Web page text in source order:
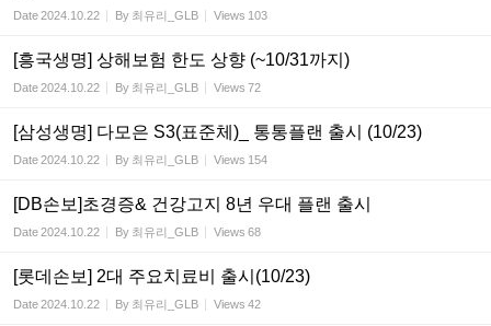
Date2024.10.22 By 최유리_GLB Views 103
[흥국생명] 상해보험 한도 상향 (~10/31까지)
Date2024.10.22 By 최유리_GLB Views 72
[삼성생명] 다모은 S3(표준체)_ 통통플랜 출시 (10/23)
Date2024.10.22 By 최유리_GLB Views 154
[DB손보]초경증& 건강고지 8년 우대 플랜 출시
Date2024.10.22 By 최유리_GLB Views 68
[롯데손보] 2대 주요치료비 출시(10/23)
Date2024.10.22 By 최유리_GLB Views 42